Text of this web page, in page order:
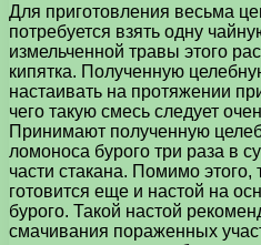
Для приготовления весьма
потребуется взять одну
измельченной травы этого
кипятка. Полученную
настаивать на протяжении
чего такую смесь следует
Принимают полученную
ломоноса бурого три раза в
части стакана. Помимо
готовится еще и настой на
бурого. Такой настой
смачивания пораженных